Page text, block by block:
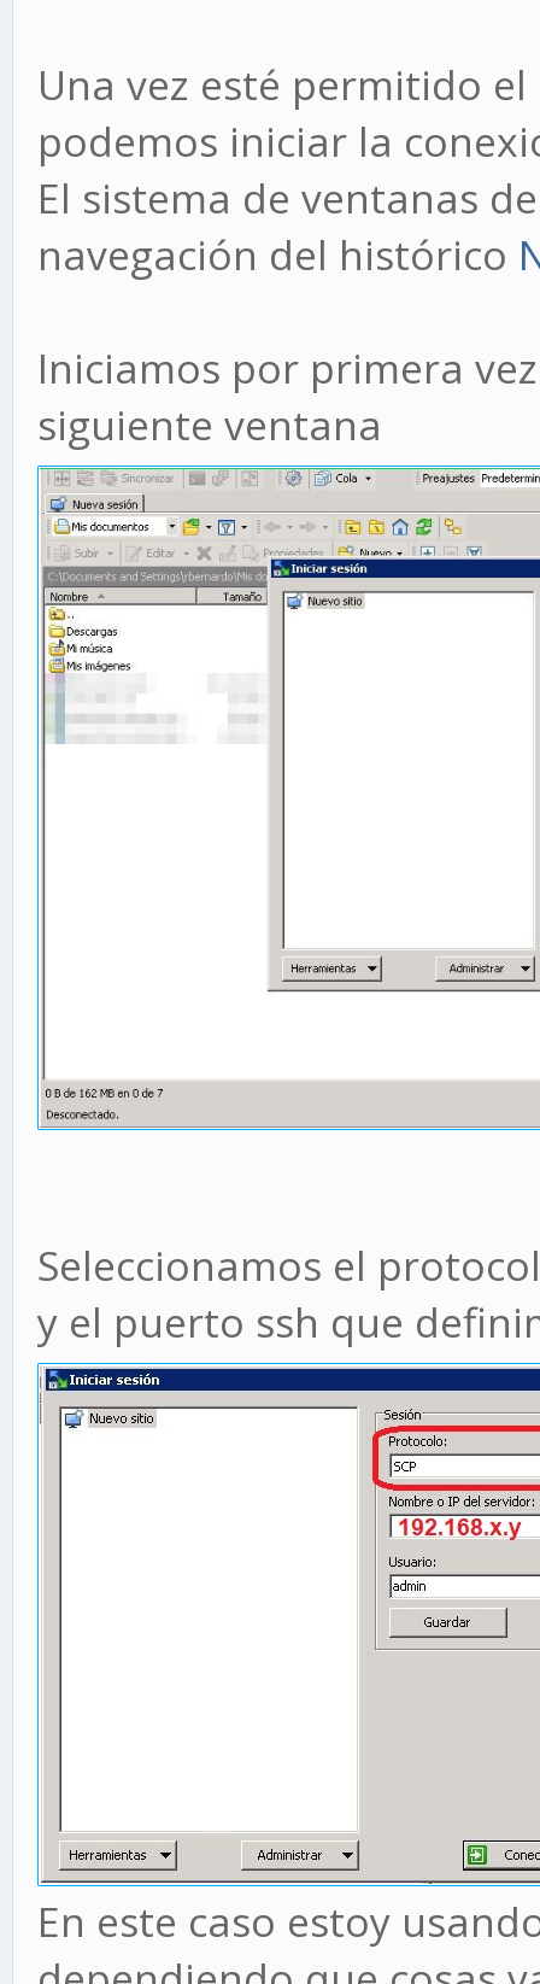
Una vez esté permitido
podemos iniciar la
El sistema de ventanas
navegación del histórico
Iniciamos por primera
siguiente ventana
Seleccionamos el
y el puerto ssh que
En este caso estoy